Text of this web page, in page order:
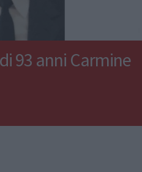
93 anni Carmine